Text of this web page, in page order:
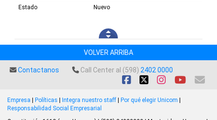
Estado Nuevo
VOLVER ARRIBA
Contactanos Call Center al (598) 2402 0000
Empresa Políticas Integra nuestro staff Por qué elegir Unicom
Responsabilidad Social Empresarial